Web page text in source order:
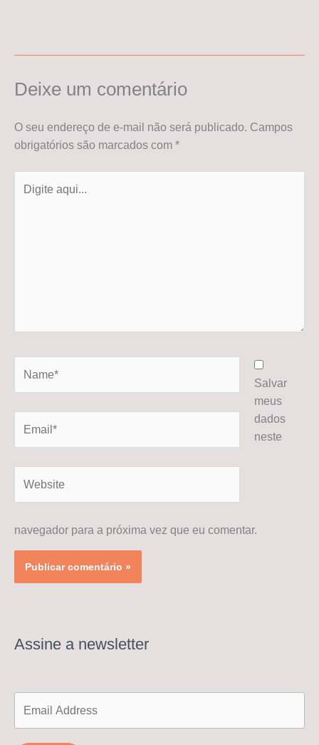
Deixe um comentário
O seu endereço de e-mail não será publicado. Campos
obrigatórios são marcados com *
aqui...
Salvar
meus
dados
neste
navegador para a próxima vez que eu comentar.
Assine a newsletter